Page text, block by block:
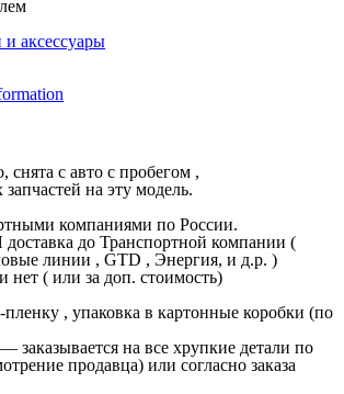
и аксессуары
снята с авто с пробегом ,
на эту модель.
компаниями по России.
до Транспортной компании (
линии , GTD , Энергия, и д.р. )
нет ( или за доп. стоимость)
пленку , упаковка в картонные коробки (по
заказывается на все хрупкие детали по
продавца) или согласно заказа